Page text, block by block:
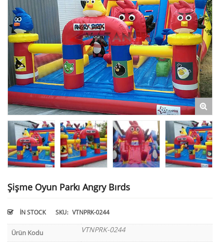
Şişme Oyun Parkı Angry Bırds
IN STOCK SKU: VTNPRK-0244
Ürün Kodu VTNPRK-0244